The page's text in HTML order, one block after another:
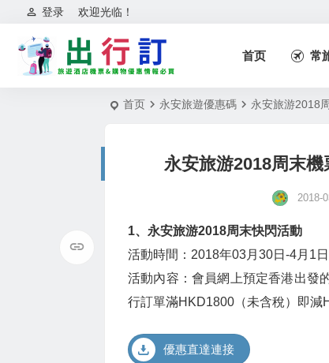
欢迎光临！
登录
首页 常
首页 永安旅遊優惠碼 永安旅游2018
永安旅游2018周末
2018-
1、永安旅游2018周末快閃活動
活動時間：2018年03月30日-4月1日
活動內容：會員網上預定香港出發
行訂單滿HKD1800（未含稅）即減
優惠直達連接